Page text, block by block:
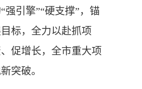
强引擎”“硬支撑”，锚
标，全力以赴抓项
促增长，全市重大项
突破。